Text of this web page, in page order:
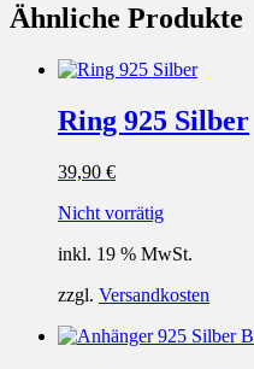
Ähnliche Produkte
Ring 925 Silber
39,90 €
Nicht vorrätig
inkl. 19 % MwSt.
zzgl. Versandkosten